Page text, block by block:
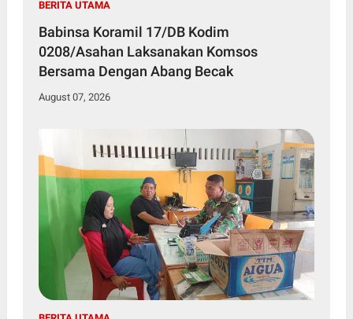
BERITA UTAMA
Babinsa Koramil 17/DB Kodim
0208/Asahan Laksanakan Komsos
Bersama Dengan Abang Becak
August 07, 2026